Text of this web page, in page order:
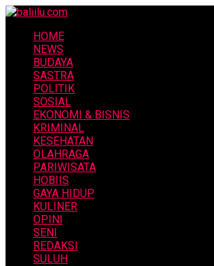
HOME
NEWS
BUDAYA
SASTRA
POLITIK
SOSIAL
EKONOMI & BISNIS
KRIMINAL
KESEHATAN
OLAHRAGA
PARIWISATA
HOBIIS
GAYA HIDUP
KULINER
OPINI
SENI
REDAKSI
SULUH